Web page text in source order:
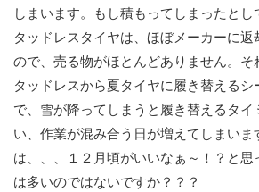
しまいます。もし積もってしまったとし
タッドレスタイヤは、ほぼメーカーに返
ので、売る物がほとんどありません。そ
タッドレスから夏タイヤに履き替える
で、雪が降ってしまうと履き替えるタイ
い、作業が混み合う日が増えてしまいま
は、、、１２月頃がいいなぁ～！？と
は多いのではないですか？？？